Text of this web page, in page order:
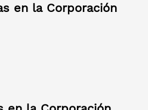
en la Corporación